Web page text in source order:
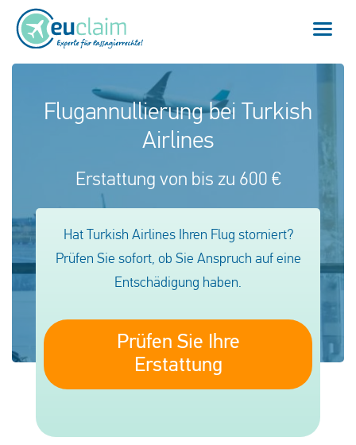
Deutsch
Home
Flugannullierung
Anschlussflug verpasst
EU-Fluggastrechte
Flugannullierung bei Turkish
Airlines
Erstattung von bis zu 600 €
Hat Turkish Airlines Ihren Flug storniert?
Prüfen Sie sofort, ob Sie Anspruch auf eine
Entschädigung haben.
Prüfen Sie Ihre
Erstattung